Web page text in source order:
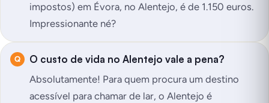
impostos) em Évora, no Alentejo, é de 1.150 euros.
Impressionante né?
O custo de vida no Alentejo vale a pena?
Absolutamente! Para quem procura um destino
acessível para chamar de lar, o Alentejo é